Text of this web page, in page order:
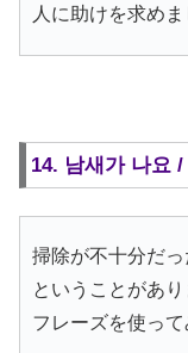
人に助けを求めま
14. 남새가 나요
掃除が不十分だ
ということがあ
フレーズを使って